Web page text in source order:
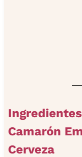
Camarón
Cerveza